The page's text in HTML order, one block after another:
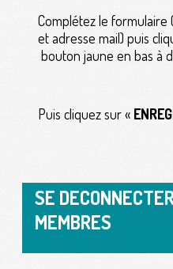
Complétez le formulaire
et adresse mail) puis
bouton jaune en bas à
Puis cliquez sur «
SE
MEMBRES